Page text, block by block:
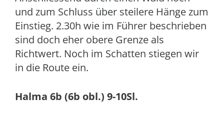
und zum Schluss über steilere Hänge zum
Einstieg. 2.30h wie im Führer beschrieben
sind doch eher obere Grenze als
Richtwert. Noch im Schatten stiegen wir
in die Route ein.
Halma 6b (6b obl.) 9-10Sl.